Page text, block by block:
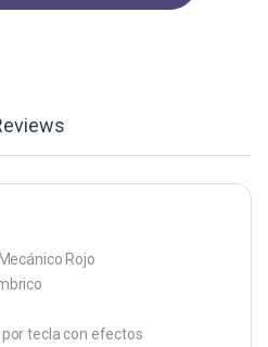
Rojo
tecla con efectos